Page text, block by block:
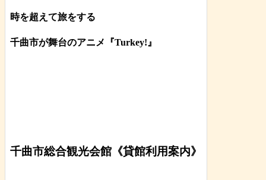
時を超えて旅をする
千曲市が舞台のアニメ『Turkey!』
千曲市総合観光会館《貸館利用案内》